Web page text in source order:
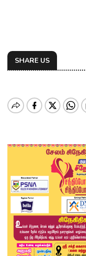
SHARE US